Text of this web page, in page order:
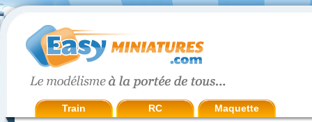
Train RC Maquette